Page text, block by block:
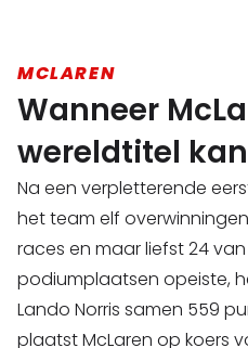
MCLAREN
Wanneer
wereldtitel
Na een verpletterende
het team elf
races en maar liefst 24
podiumplaatsen opeiste,
Lando Norris samen 559
plaatst McLaren op koers